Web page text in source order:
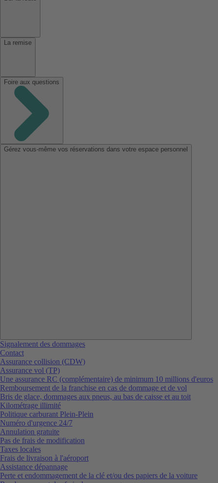
La remise
Foire aux questions
Gérez vous-même vos réservations dans votre espace personnel
Signalement des dommages
Contact
Assurance collision (CDW)
Assurance vol (TP)
Une assurance RC (complémentaire) de minimum 10 millions d'euros
Remboursement de la franchise en cas de dommage et de vol
Bris de glace, dommages aux pneus, au bas de caisse et au toit
Kilométrage illimité
Politique carburant Plein-Plein
Numéro d'urgence 24/7
Annulation gratuite
Pas de frais de modification
Taxes locales
Frais de livraison à l'aéroport
Assistance dépannage
Perte et endommagement de la clé et/ou des papiers de la voiture